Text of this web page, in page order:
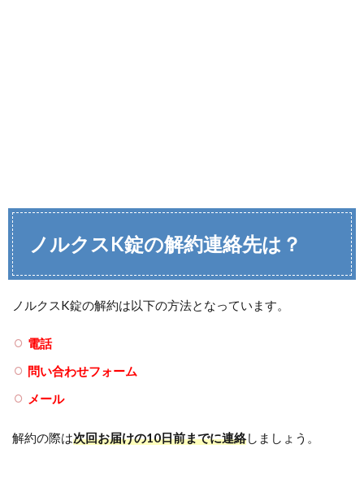
ノルクスK錠の解約連絡先は？
ノルクスK錠の解約は以下の方法となっています。
電話
問い合わせフォーム
メール
解約の際は次回お届けの10日前までに連絡しましょう。